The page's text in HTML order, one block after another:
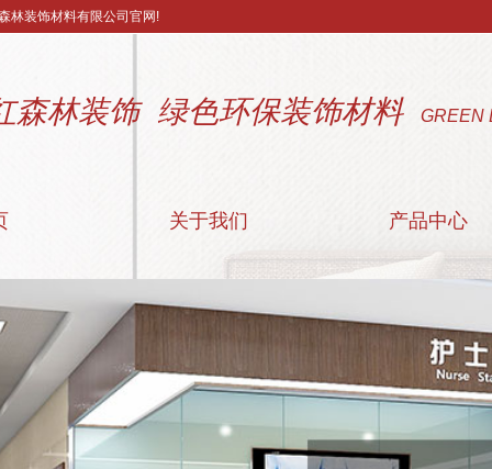
林装饰材料有限公司官网!
森林装饰 绿色环保装饰材料 GREEN
关于我们
联系我们
产品中心
医疗洁净板
配套颜色